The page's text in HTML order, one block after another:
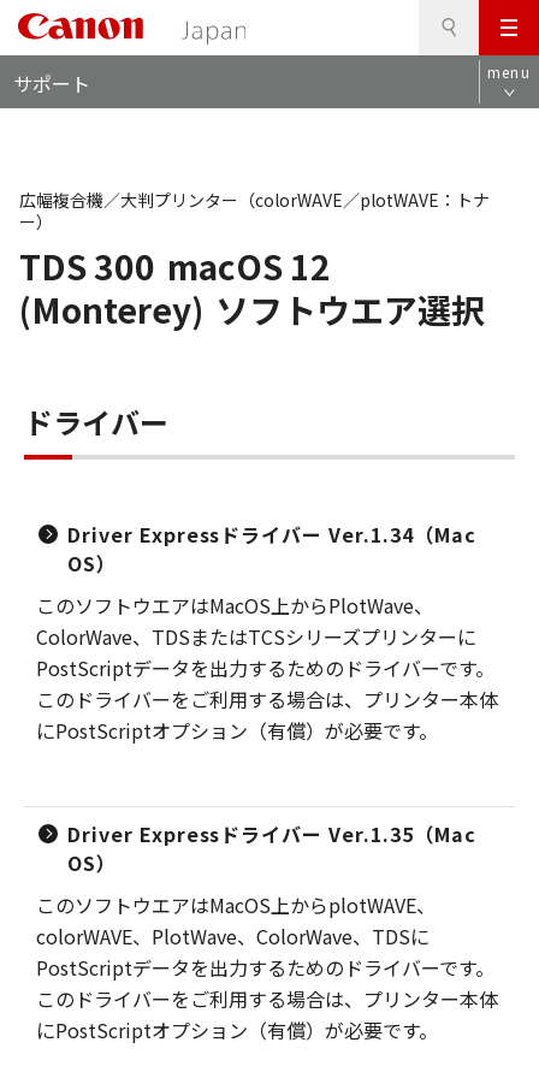
メ
ニ
ュ
サポート menu
TDS 300 macOS 12
(Monterey) ソフトウエア選択
広幅複合機／大判プリンター（colorWAVE／plotWAVE：トナ
ー）
ドライバー
Driver Expressドライバー Ver.1.34（Mac
OS）
このソフトウエアはMacOS上からPlotWave、
ColorWave、TDSまたはTCSシリーズプリンターに
PostScriptデータを出力するためのドライバーです。
このドライバーをご利用する場合は、プリンター本体
にPostScriptオプション（有償）が必要です。
Driver Expressドライバー Ver.1.35（Mac
OS）
このソフトウエアはMacOS上からplotWAVE、
colorWAVE、PlotWave、ColorWave、TDSに
PostScriptデータを出力するためのドライバーです。
このドライバーをご利用する場合は、プリンター本体
にPostScriptオプション（有償）が必要です。